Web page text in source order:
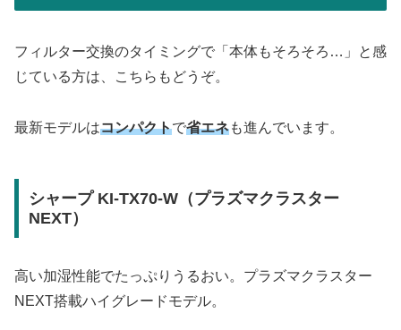
フィルター交換のタイミングで「本体もそろそろ…」と感
じている方は、こちらもどうぞ。
最新モデルはコンパクトで省エネも進んでいます。
シャープ KI-TX70-W（プラズマクラスター
NEXT）
高い加湿性能でたっぷりうるおい。プラズマクラスター
NEXT搭載ハイグレードモデル。